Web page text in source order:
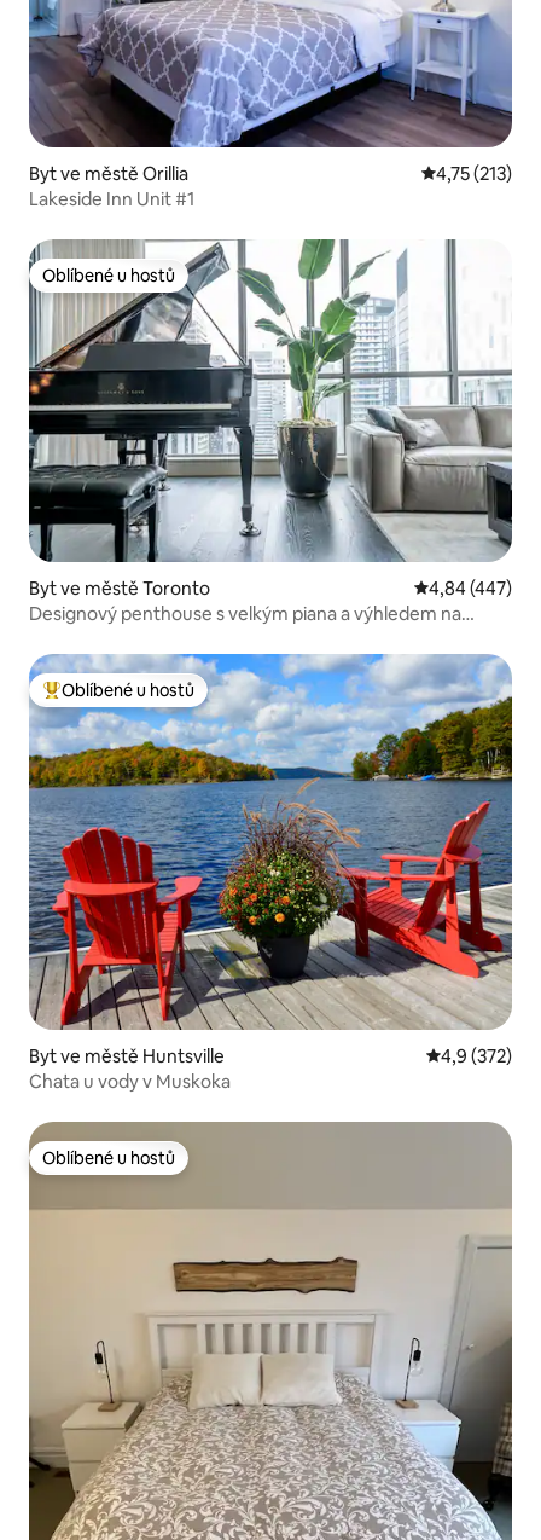
Byt ve městě Orillia Průměrné
4,75 (213)
Lakeside Inn Unit #1
Oblíbené u hostů
Oblíbené u hostů
Byt ve městě Toronto Průměrné
4,84 (447)
Designový penthouse s velkým piana a výhledem na
Nejlepší v kategorii Oblíbené u hostů
Oblíbené u hostů
Byt ve městě Huntsville Průměrné
4,9 (372)
Chata u vody v Muskoka
Oblíbené u hostů
Oblíbené u hostů